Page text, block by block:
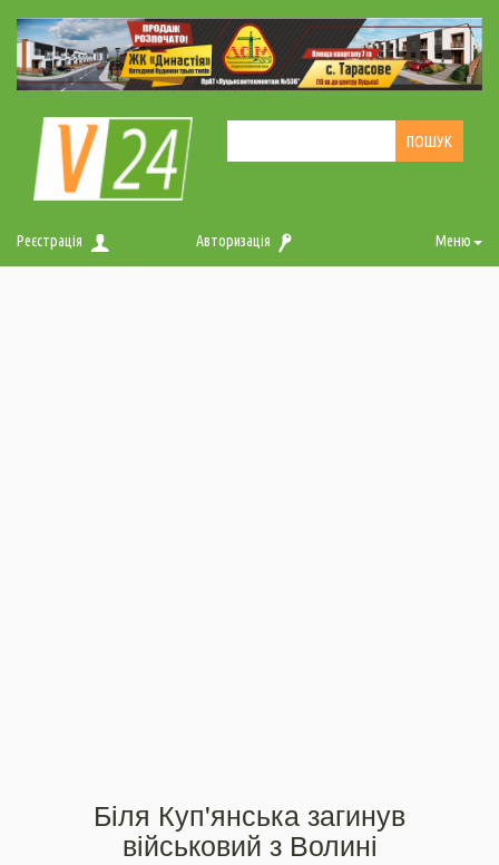
Реєстрація Авторизація Меню
Біля Куп'янська загинув
військовий з Волині